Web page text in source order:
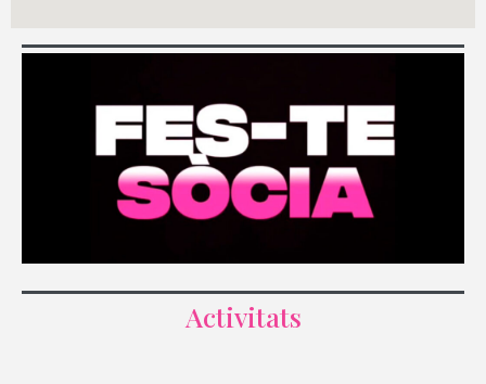
Activitats